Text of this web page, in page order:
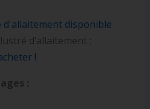
d’allaitement :
!
: